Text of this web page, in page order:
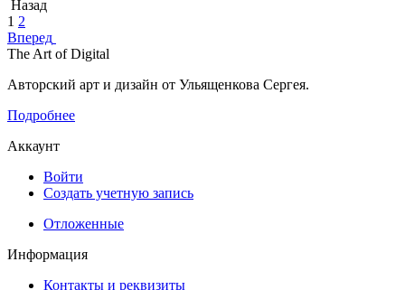
Назад
1 2
Вперед
The Art of Digital
Авторский арт и дизайн от Ульященкова Сергея.
Подробнее
Аккаунт
Войти
Создать учетную запись
Отложенные
Информация
Контакты и реквизиты